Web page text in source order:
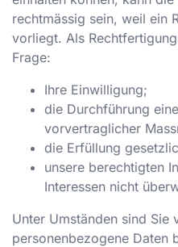
rechtmässig sein, weil ein
vorliegt. Als
Frage:
Ihre Einwilligung;
die Durchführung
vorvertraglicher
die Erfüllung
unsere berechtigten
Interessen nicht
Unter Umständen sind Sie
personenbezogene Daten